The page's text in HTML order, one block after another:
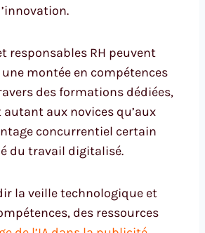
responsables RH peuvent
montée en compétences
des formations dédiées,
autant aux novices qu’aux
concurrentiel certain
du travail digitalisé.
la veille technologique et
des ressources